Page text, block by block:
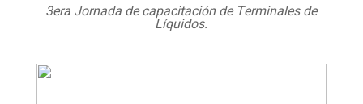
3era Jornada de capacitación de Terminales de
Líquidos.